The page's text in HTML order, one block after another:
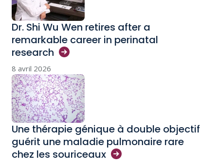
Dr. Shi Wu Wen retires after a
remarkable career in perinatal
research
8 avril 2026
Une thérapie génique à double objectif
guérit une maladie pulmonaire rare
chez les souriceaux